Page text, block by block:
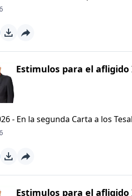
empaquetar nuestros problemas en
nuestros dilemas con esta serie
Estimulos para el
- En la segunda Carta a los
firmes y aferrados a las
que comenzamos hace un par
Estimulos para el